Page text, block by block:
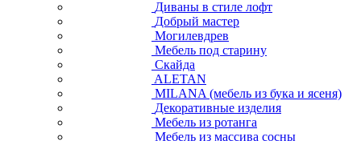
Диваны в стиле лофт
Добрый мастер
Могилевдрев
Мебель под старину
Скайда
ALETAN
MILANA (мебель из бука и ясеня)
Декоративные изделия
Мебель из ротанга
Мебель из массива сосны